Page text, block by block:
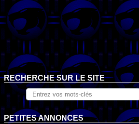
RECHERCHE SUR LE SITE
PETITES ANNONCES